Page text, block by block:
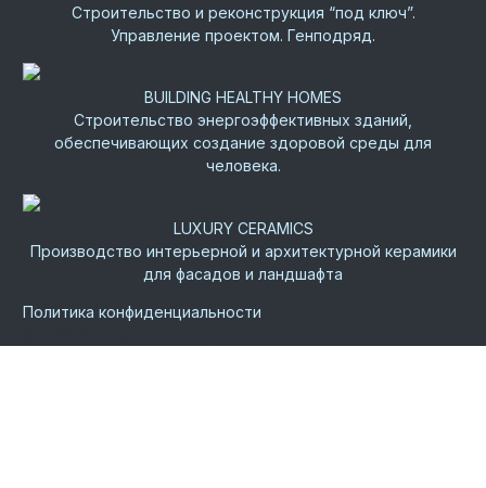
Строительство и реконструкция “под ключ”.
Управление проектом. Генподряд.
BUILDING HEALTHY HOMES
Строительство энергоэффективных зданий,
обеспечивающих создание здоровой среды для
человека.
LUXURY CERAMICS
Производство интерьерной и архитектурной керамики
для фасадов и ландшафта
Политика конфиденциальности